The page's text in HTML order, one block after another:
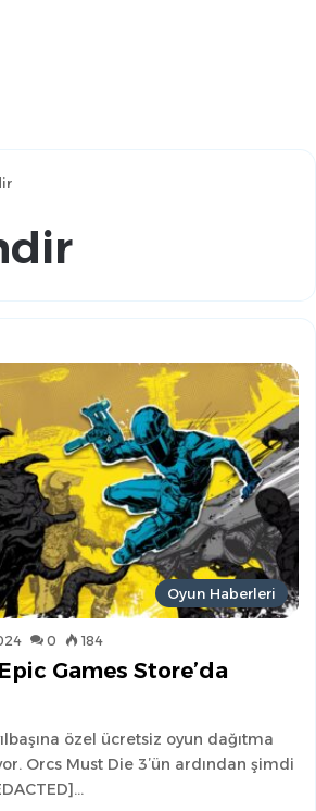
Oyun Haberleri
0 184
Games Store’da
özel ücretsiz oyun dağıtma
Orcs Must Die 3’ün ardından şimdi